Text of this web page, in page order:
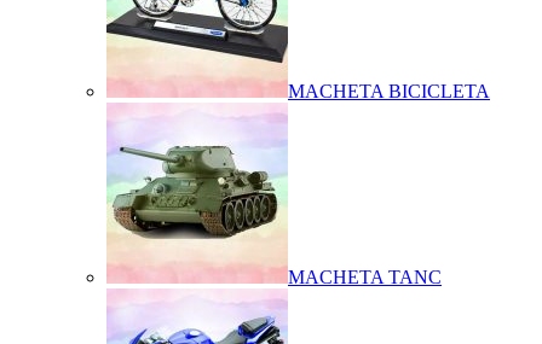
MACHETA BICICLETA
MACHETA TANC